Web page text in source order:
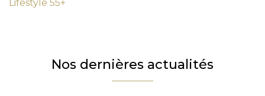
Lifestyle 55+
Nos dernières actualités